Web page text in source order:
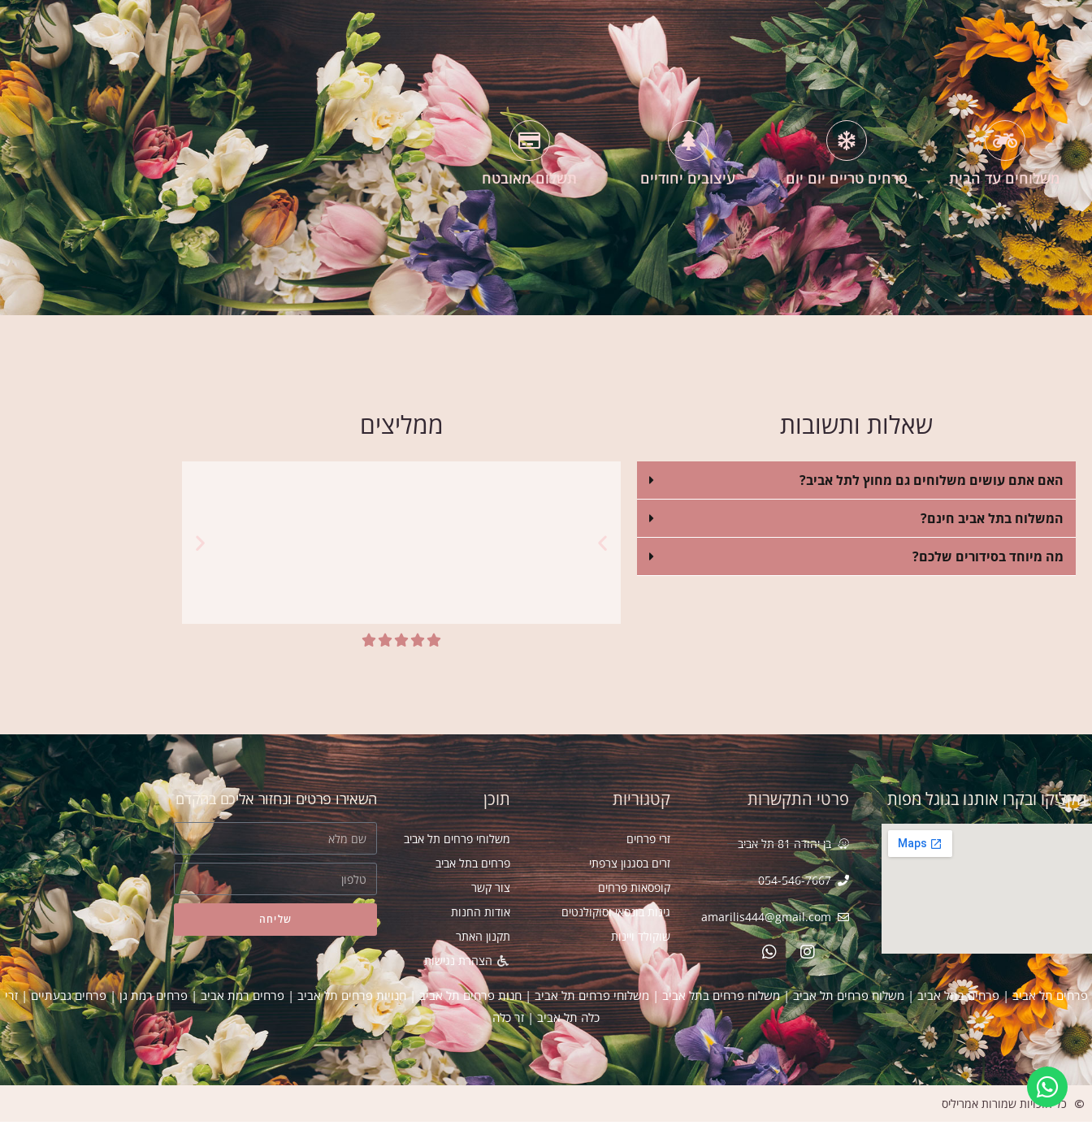
משלוחים עד הבית פרחים טריים יום יום עיצובים יחודיים תשלום מאובטח
שאלות ותשובות
האם אתם עושים משלוחים גם מחוץ לתל אביב?
המשלוח בתל אביב חינם?
מה מיוחד בסידורים שלכם?
ממליצים





הקליקו ובקרו אותנו בגוגל מפות פרטי התקשרות
בן יהודה 81 תל אביב
054-546-7667
amarilis444@gmail.com​
קטגוריות
זרי פרחים
זרים בסגנון צרפתי
קופסאות פרחים
גינות בונסאי וסוקולנטים
שוקולד ויינות
תוכן
משלוחי פרחים תל אביב
פרחים בתל אביב
צור קשר
אודות החנות
תקנון האתר
הצהרת נגישות
השאירו פרטים ונחזור אליכם בהקדם
שליחה
פרחים תל אביב|פרחים בתל אביב|משלוח פרחים תל אביב|משלוח פרחים בתל אביב | משלוחי פרחים תל אביב|חנות פרחים תל אביב |חנויות פרחים תל אביב |פרחים רמת אביב|פרחים רמת גן|פרחים גבעתיים|זרי
כלה תל אביב|זר כלה
כל הזכויות שמורות אמריליס